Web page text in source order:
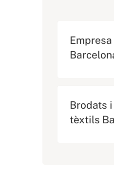
Brodats
tèxtils